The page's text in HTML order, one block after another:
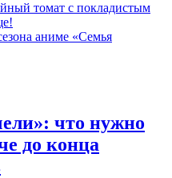
томат с покладистым
аниме «Семья
что нужно
до конца